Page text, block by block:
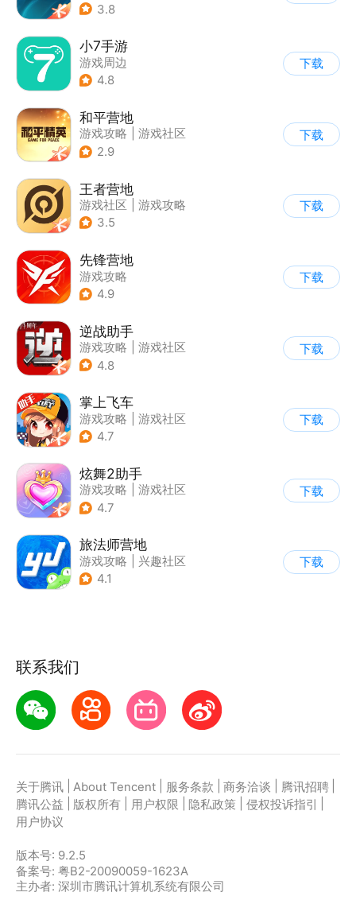
3.8
小7手游
游戏周边
4.8
下载
和平营地
游戏攻略
游戏社区
2.9
下载
王者营地
游戏社区
游戏攻略
3.5
下载
先锋营地
游戏攻略
4.9
下载
逆战助手
游戏攻略
游戏社区
4.8
下载
掌上飞车
游戏攻略
游戏社区
4.7
下载
炫舞2助手
游戏攻略
游戏社区
4.7
下载
旅法师营地
游戏攻略
兴趣社区
| 游戏社区
4.1
下载
联系我们
关于腾讯 About Tencent 服务条款 商务洽谈 腾讯招聘
腾讯公益
版权所有 用户权限 隐私政策 侵权投诉指引
用户协议
版本号: 9.2.5
备案号: 粤B2-20090059-1623A
主办者: 深圳市腾讯计算机系统有限公司